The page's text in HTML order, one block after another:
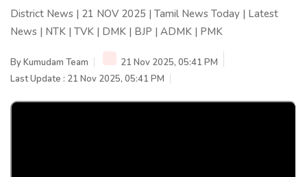
District News | 21 NOV 2025 | Tamil News Today | Latest
News | NTK | TVK | DMK | BJP | ADMK | PMK
ByKumudam Team
21 Nov 2025, 05:41 PM
Last Update : 21 Nov 2025, 05:41 PM